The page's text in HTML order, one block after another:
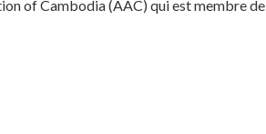
of Cambodia (AAC) qui est membre de